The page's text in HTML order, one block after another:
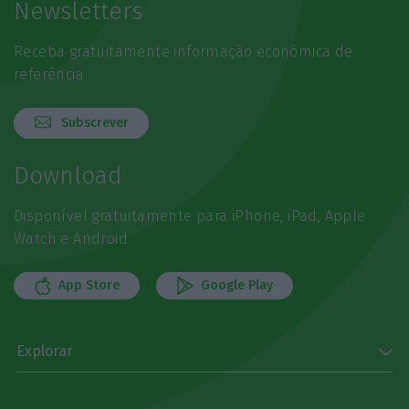
Newsletters
Receba gratuitamente informação económica de
referência
Subscrever
Download
Disponível gratuitamente para iPhone, iPad, Apple
Watch e Android
App Store Google Play
Explorar